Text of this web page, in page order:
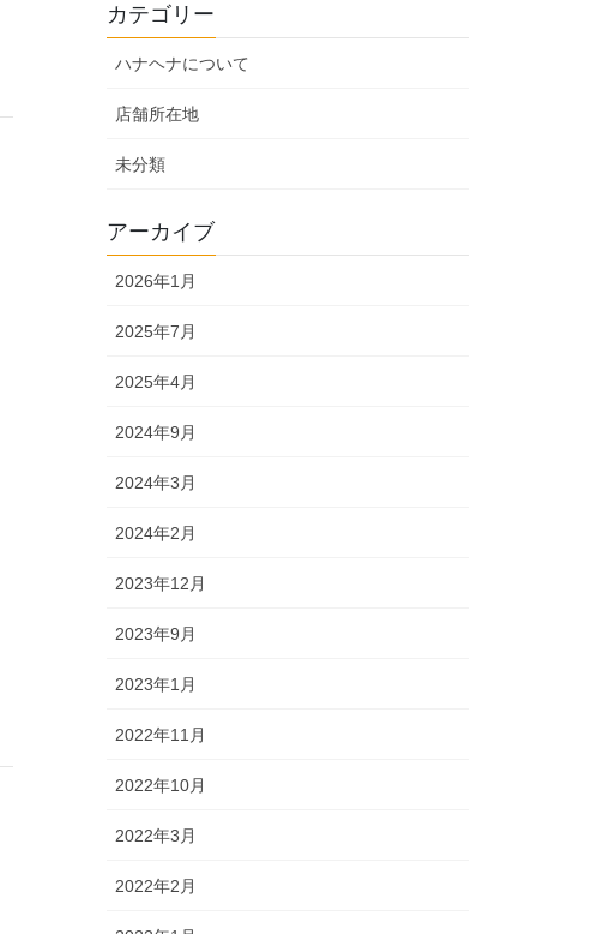
カテゴリー
ハナヘナについて
店舗所在地
未分類
アーカイブ
2026年1月
2025年7月
2025年4月
2024年9月
2024年3月
2024年2月
2023年12月
2023年9月
2023年1月
2022年11月
2022年10月
2022年3月
2022年2月